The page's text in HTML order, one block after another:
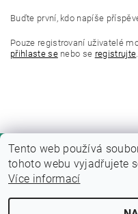
Buďte první, kdo napíše
Pouze registrovaní uživatelé
přihlaste senebo se registrujte.
Tento web používá
tohoto webu vyjadřujete
Více informací